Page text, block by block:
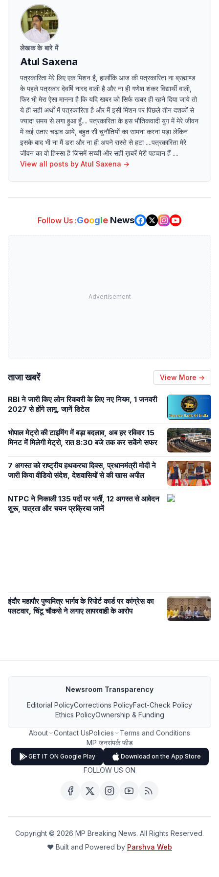
लेखक के बारे में
Atul Saxena
पत्रकारिता मेरे लिए एक मिशन है, हालाँकि आज की पत्रकारिता ना ब्रह्माण्ड
के पहले पत्रकार देवर्षि नारद वाली है और ना ही गणेश शंकर विद्यार्थी वाली,
फिर भी मेरा ऐसा मानना है कि यदि खबर को सिर्फ खबर ही रहने दिया जाये तो
ये ही सही अर्थों में पत्रकारिता है और मैं इसी मिशन पर पिछले तीन दशकों से
ज्यादा समय से लगा हुआ हूँ.... पत्रकारिता के इस भौतिकवादी युग में मेरे जीवन
में कई उतार चढ़ाव आये, बहुत सी चुनौतियों का सामना करना पड़ा लेकिन
इसके बाद भी ना मैं डरा और ना ही अपने रास्ते से हटा ....पत्रकारिता मेरे
जीवन का वो हिस्सा है जिसमें सच्ची और सही ख़बरें मेरी पहचान हैं ....
View all posts by Atul Saxena →
Follow Us :Google News
Advertisement
ताजा खबरें View More →
RBI ने जारी किए लोन रिकवरी के लिए नए नियम, 1 जनवरी
2027 से होंगे लागू, जानें डिटेल
भोपाल मेट्रो की टाइमिंग में बड़ा बदलाव, अब हर रविवार 15
मिनट में मिलेगी मेट्रो, रात 8:30 बजे तक कर सकेंगे सफर
7 अगस्त को राष्ट्रीय हथकरघा दिवस, प्रधानमंत्री मोदी ने
जारी किया वीडियो संदेश, देशवासियों से की खास अपील
NTPC ने निकाली 135 पदों पर भर्ती, 12 अगस्त से आवेदन
शुरू, पात्रता और चयन प्रक्रिया जानें
इंदौर महापौर पुष्यमित्र भार्गव के रिपोर्ट कार्ड पर कांग्रेस का
पलटवार, चिंटू चौकसे ने लगाए लापरवाही के आरोप
Newsroom Transparency
Editorial PolicyCorrections PolicyFact-Check Policy
Ethics PolicyOwnership & Funding
About Contact UsPolicies
Terms and Conditions
MP जनसंपर्क फीड
GET IT ON Google Play Download on the App Store
FOLLOW US ON
Copyright © 2026 MP Breaking News. All Rights Reserved.
❤️ Built and Powered by Parshva Web